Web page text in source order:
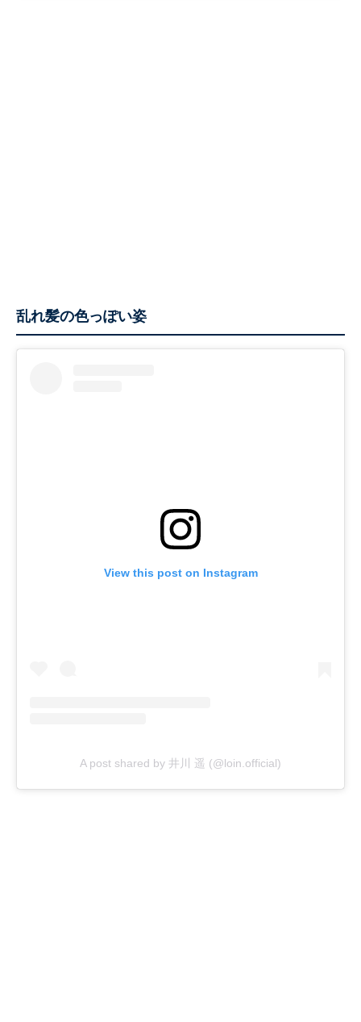
乱れ髪の色っぽい姿
View this post on Instagram
A post shared by 井川 遥 (@loin.official)